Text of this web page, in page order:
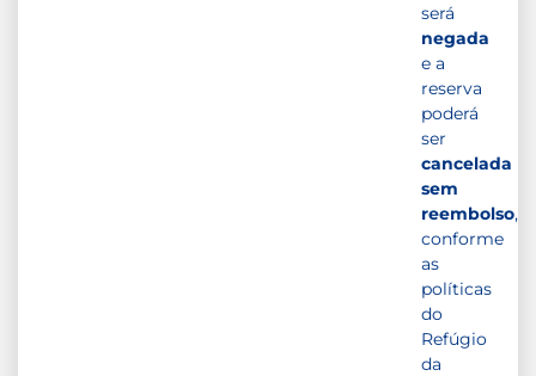
será
negada
e a
reserva
poderá
ser
cancelada
sem
reembolso,
conforme
as
políticas
do
Refúgio
da